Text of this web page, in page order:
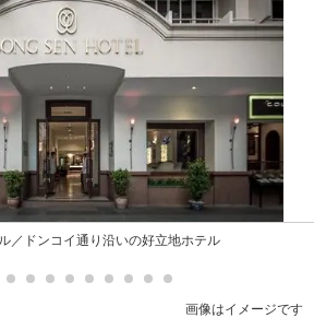
／ドンコイ通り沿いの好立地ホテル
画像はイメージです